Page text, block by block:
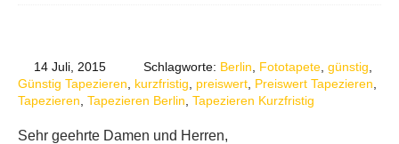
14 Juli, 2015 Schlagworte: Berlin Fototapete günstig
Günstig Tapezieren
kurzfristig preiswert Preiswert Tapezieren
Tapezieren Tapezieren Berlin Tapezieren Kurzfristig
Sehr geehrte Damen und Herren,